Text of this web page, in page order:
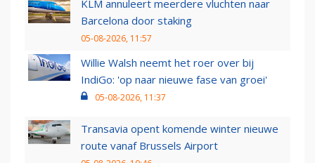
KLM annuleert meerdere vluchten naar
Barcelona door staking
05-08-2026, 11:57
Willie Walsh neemt het roer over bij
IndiGo: 'op naar nieuwe fase van groei'
05-08-2026, 11:37
Transavia opent komende winter nieuwe
route vanaf Brussels Airport